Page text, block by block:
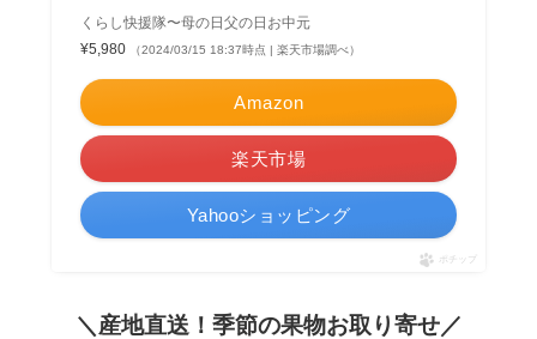
くらし快援隊〜母の日父の日お中元
¥5,980
（2024/03/15 18:37時点 | 楽天市場調べ）
Amazon
楽天市場
Yahooショッピング
ポチップ
＼産地直送！季節の果物お取り寄せ／